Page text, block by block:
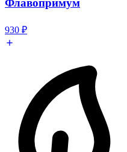
Флавопримум
930 ₽